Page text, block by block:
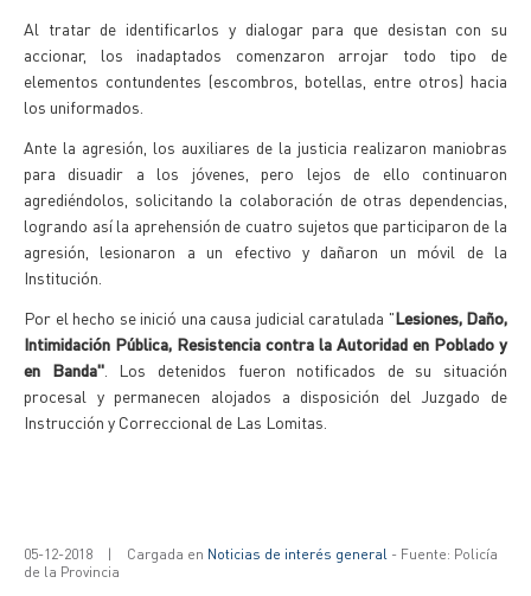
Al tratar de identificarlos y dialogar para que desistan con su
accionar, los inadaptados comenzaron arrojar todo tipo de
elementos contundentes (escombros, botellas, entre otros) hacia
los uniformados.
Ante la agresión, los auxiliares de la justicia realizaron maniobras
para disuadir a los jóvenes, pero lejos de ello continuaron
agrediéndolos, solicitando la colaboración de otras dependencias,
logrando así la aprehensión de cuatro sujetos que participaron de la
agresión, lesionaron a un efectivo y dañaron un móvil de la
Institución.
Por el hecho se inició una causa judicial caratulada "Lesiones, Daño,
Intimidación Pública, Resistencia contra la Autoridad en Poblado y
en Banda". Los detenidos fueron notificados de su situación
procesal y permanecen alojados a disposición del Juzgado de
Instrucción y Correccional de Las Lomitas.
05-12-2018 | Cargada en Noticias de interés general - Fuente: Policía
de la Provincia